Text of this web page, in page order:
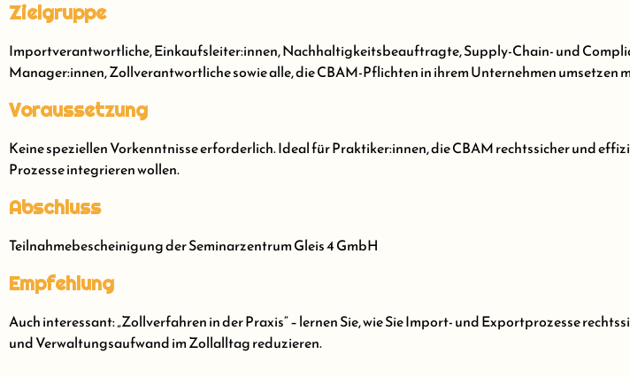
Zielgruppe
Importverantwortliche, Einkaufsleiter:innen, Nachhaltigkeitsbeauftragte, Supply-Chain- und
Manager:innen, Zollverantwortliche sowie alle, die CBAM-Pflichten in ihrem Unternehmen umsetzen
Voraussetzung
Keine speziellen Vorkenntnisse erforderlich. Ideal für Praktiker:innen, die CBAM rechtssicher und
Prozesse integrieren wollen.
Abschluss
Teilnahmebescheinigung der Seminarzentrum Gleis 4 GmbH
Empfehlung
Auch interessant: „Zollverfahren in der Praxis“ – lernen Sie, wie Sie Import- und Exportprozesse
und Verwaltungsaufwand im Zollalltag reduzieren.